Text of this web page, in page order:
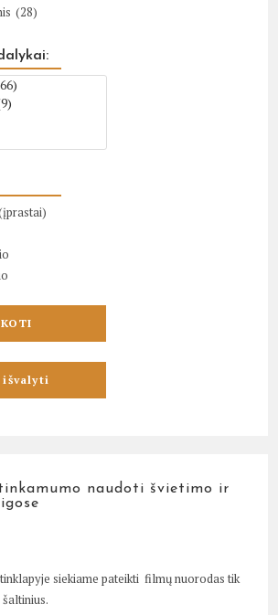
(28)
naudoti švietimo ir
siekiame pateikti filmų nuorodas tik